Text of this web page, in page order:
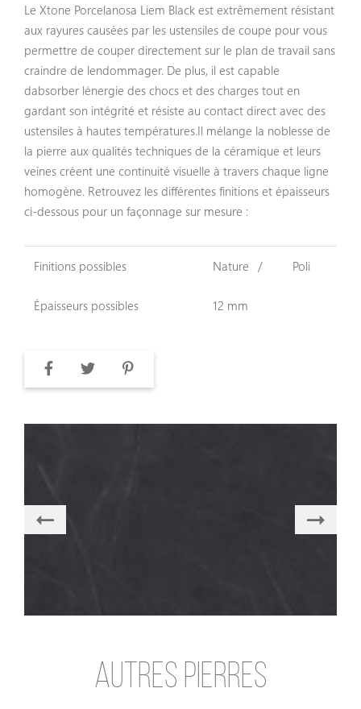
Quartz Silestone
Galerie
Espace Pro
Le Xtone Porcelanosa Liem Black est extrêmement résistant
aux rayures causées par les ustensiles de coupe pour vous
permettre de couper directement sur le plan de travail sans
craindre de lendommager. De plus, il est capable
dabsorber lénergie des chocs et des charges tout en
gardant son intégrité et résiste au contact direct avec des
ustensiles à hautes températures.Il mélange la noblesse de
la pierre aux qualités techniques de la céramique et leurs
veines créent une continuité visuelle à travers chaque ligne
homogène. Retrouvez les différentes finitions et épaisseurs
ci-dessous pour un façonnage sur mesure :
Finitions possibles Nature Poli
Épaisseurs possibles 12 mm
AUTRES PIERRES